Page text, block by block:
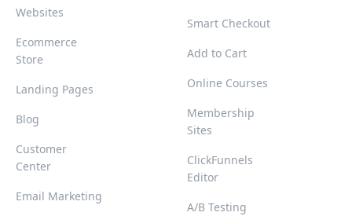
Websites
Ecommerce
Store
Landing Pages
Blog
Customer
Center
Email Marketing
Smart Checkout
Add to Cart
Online Courses
Membership
Sites
ClickFunnels
Editor
A/B Testing